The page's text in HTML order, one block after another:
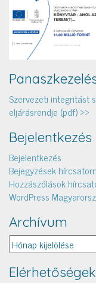
Szervezeti integritást
eljárásrendje (pdf) >>
Bejelentkezés
Bejelentkezés
Bejegyzések
Hozzászólások
WordPress
Archívum
Archívum
Elérhetőségek